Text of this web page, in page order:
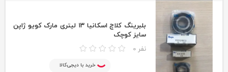
بلبرینگ کلاچ اسکانیا ۱۳ لیتری مارک کویو ژاپن
سایز کوچک
0 نفر
خرید با دیجی‌کالا